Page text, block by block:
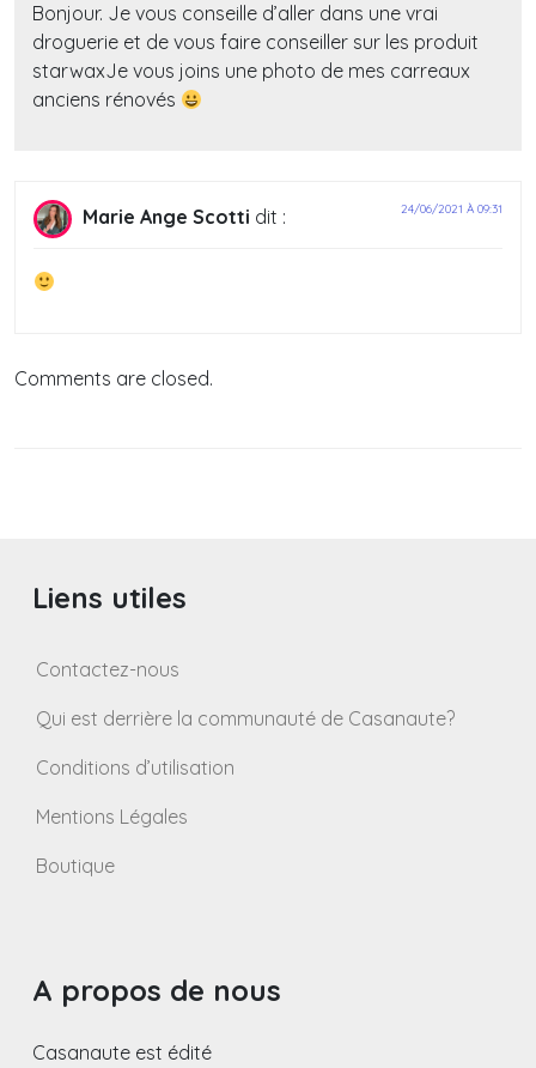
Bonjour. Je vous conseille d’aller dans une vrai
droguerie et de vous faire conseiller sur les produit
starwaxJe vous joins une photo de mes carreaux
anciens rénovés
Marie Ange Scotti dit : 24/06/2021 À 09:31
Comments are closed.
Liens utiles
Contactez-nous
Qui est derrière la communauté de Casanaute?
Conditions d’utilisation
Mentions Légales
Boutique
A propos de nous
Casanaute est édité